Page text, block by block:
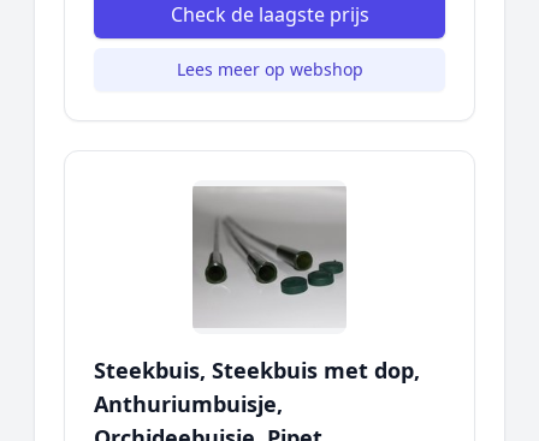
Check de laagste prijs
Lees meer op webshop
Steekbuis, Steekbuis met dop,
Anthuriumbuisje,